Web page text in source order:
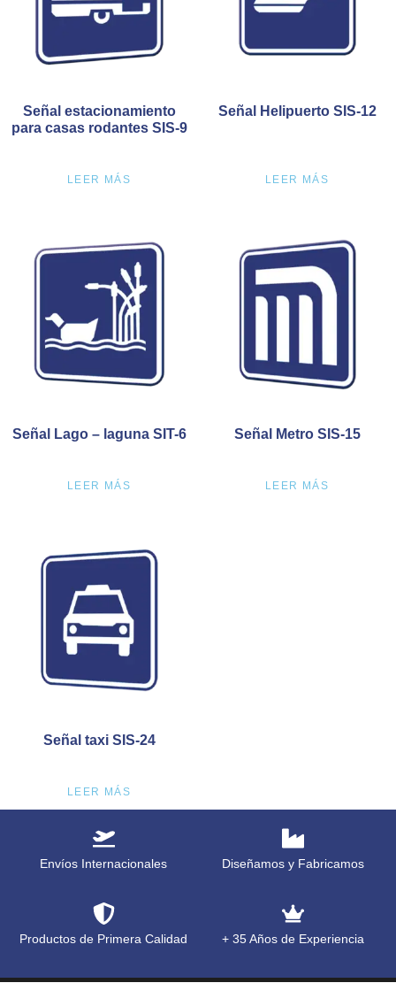
Señal estacionamiento
para casas rodantes SIS-9
LEER MÁS
Señal Helipuerto SIS-12
LEER MÁS
Señal Lago – laguna SIT-6
LEER MÁS
Señal Metro SIS-15
LEER MÁS
Señal taxi SIS-24
LEER MÁS
Envíos Internacionales Diseñamos y Fabricamos
Productos de Primera Calidad + 35 Años de Experiencia